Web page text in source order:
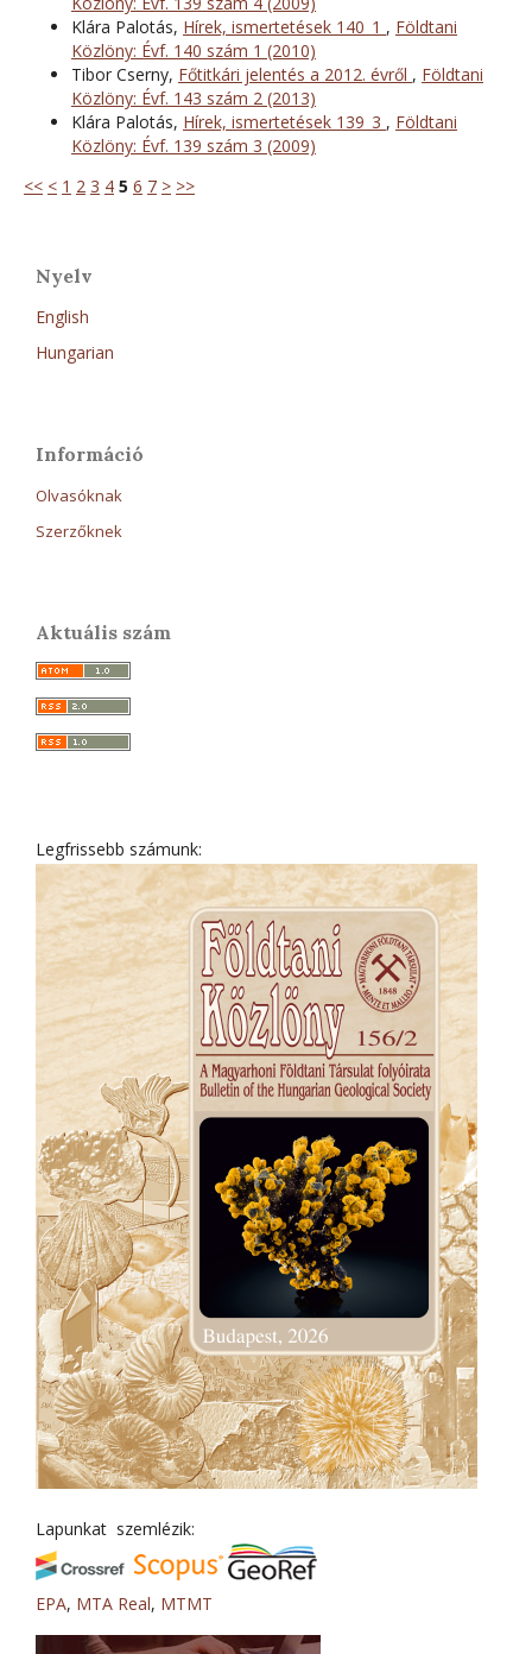
Klára Palotás, Hírek, ismertetések 140_1 , Földtani
Közlöny: Évf. 140 szám 1 (2010)
Tibor Cserny, Főtitkári jelentés a 2012. évről , Földtani
Közlöny: Évf. 143 szám 2 (2013)
Klára Palotás, Hírek, ismertetések 139_3 , Földtani
Közlöny: Évf. 139 szám 3 (2009)
<< < 1 2 3 4 5 6 7 > >>
Nyelv
English
Hungarian
Információ
Olvasóknak
Szerzőknek
Aktuális szám
Legfrissebb számunk:
Lapunkat szemlézik:
EPA, MTA Real, MTMT